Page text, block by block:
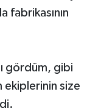
fabrikasının
gördüm, gibi
ekiplerinin size